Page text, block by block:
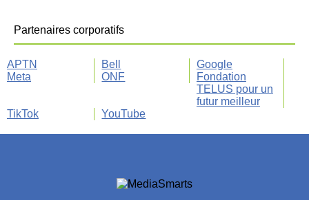
Partenaires corporatifs
APTN Bell
Google
Meta
ONF
Fondation
TELUS pour un
futur meilleur
TikTok
YouTube